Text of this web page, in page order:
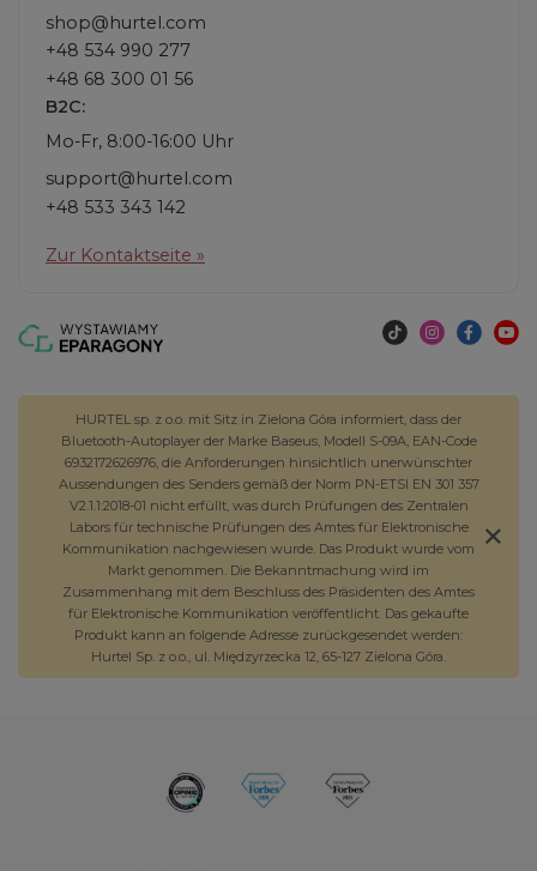
shop@hurtel.com
+48 534 990 277
+48 68 300 01 56
B2C:
Mo-Fr, 8:00-16:00 Uhr
support@hurtel.com
+48 533 343 142
Zur Kontaktseite »
HURTEL sp. z o.o. mit Sitz in Zielona Góra informiert, dass der
Bluetooth-Autoplayer der Marke Baseus, Modell S-09A, EAN-Code
6932172626976, die Anforderungen hinsichtlich unerwünschter
Aussendungen des Senders gemäß der Norm PN-ETSI EN 301 357
V2.1.1:2018-01 nicht erfüllt, was durch Prüfungen des Zentralen
Labors für technische Prüfungen des Amtes für Elektronische
Kommunikation nachgewiesen wurde. Das Produkt wurde vom
Markt genommen. Die Bekanntmachung wird im
Zusammenhang mit dem Beschluss des Präsidenten des Amtes
für Elektronische Kommunikation veröffentlicht. Das gekaufte
Produkt kann an folgende Adresse zurückgesendet werden:
Hurtel Sp. z o.o., ul. Międzyrzecka 12, 65-127 Zielona Góra.